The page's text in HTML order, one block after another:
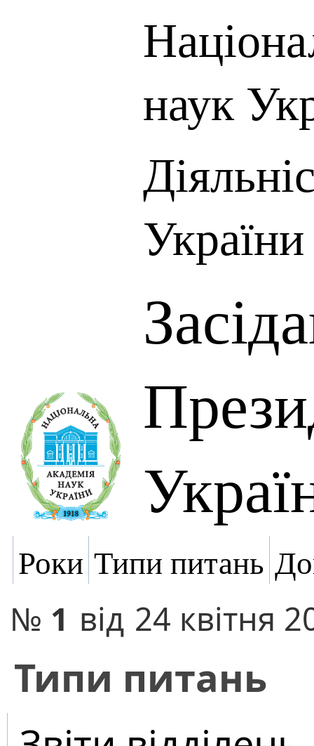
наук
України
Роки Типи питань
№ 1 від 24 квітня
​Типи питань